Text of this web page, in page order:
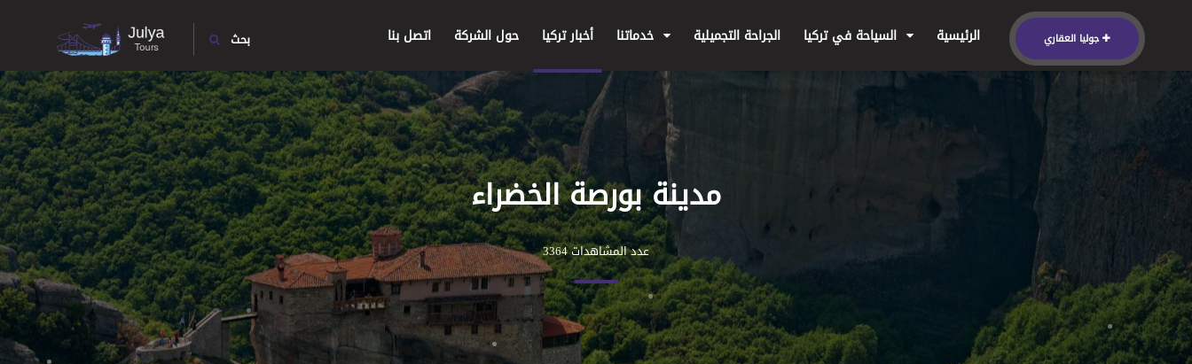
بحث جوليا العقاري الرئيسية الجراحة التجميلية أخبار تركيا حول الشركة اتصل بنا
مدينة بورصة الخضراء
عدد المشاهدات 3364